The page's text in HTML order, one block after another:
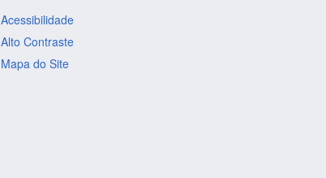
Acessibilidade
Alto Contraste
Mapa do Site